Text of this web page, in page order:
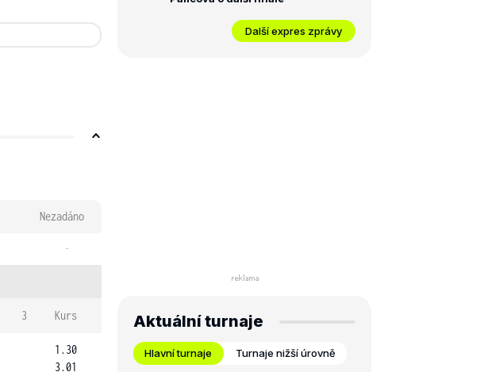
Nezadáno
-
3 Kurs
1.30
3.01
Další expres zprávy
Aktuální turnaje
Hlavní turnaje Turnaje nižší úrovně